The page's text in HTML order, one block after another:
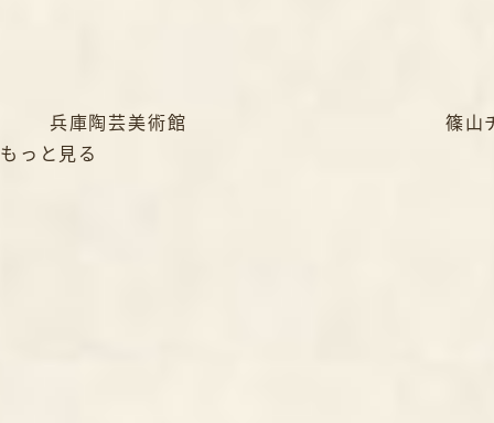
篠山チルドレンズミュージアム
河原
もっと見る